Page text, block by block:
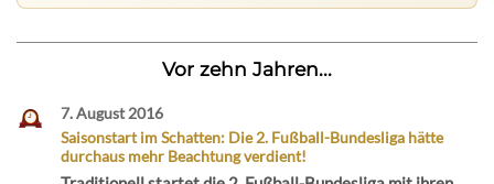
Vor zehn Jahren...
7. August 2016
Saisonstart im Schatten: Die 2. Fußball-Bundesliga hätte
durchaus mehr Beachtung verdient!